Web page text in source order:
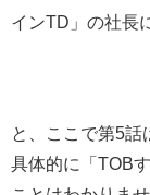
インTD」の社長
と、ここで第5話
具体的に「TOB